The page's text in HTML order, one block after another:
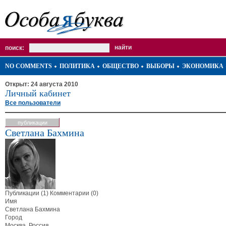
поиск:
NO COMMENTS ПОЛИТИКА ОБЩЕСТВО ВЫБОРЫ ЭКОНОМИКА
Открыт: 24 августа 2010
Личный кабинет
Все пользователи
публикации
Светлана Бахмина
Публикации (1) Комментарии (0)
Имя
Светлана Бахмина
Город